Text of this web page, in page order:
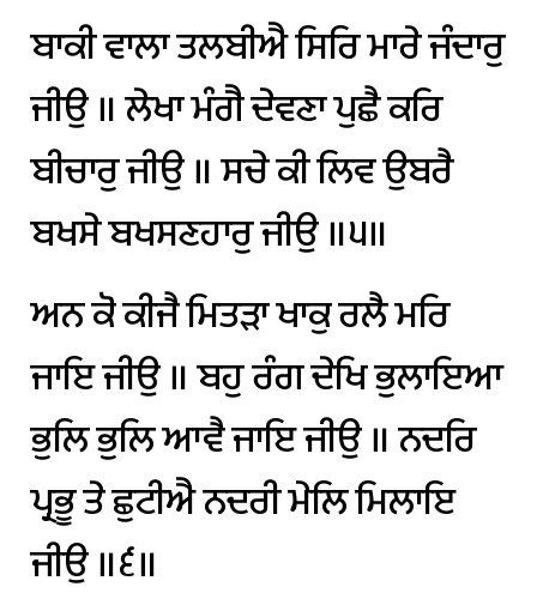
ਬਾਕੀਵਾਲਾਤਲਬੀਐਸਿਰਿਮਾਰੇਜੰਦਾਰੁ
ਜੀਉ॥ਲੇਖਾਮੰਗੈਦੇਵਣਾਪੁਛੈਕਰਿ
ਬੀਚਾਰੁਜੀਉ॥ਸਚੇਕੀਲਿਵਉਬਰੈ
ਬਖਸੇਬਖਸਣਹਾਰੁਜੀਉ॥੫॥
ਅਨਕੋਕੀਜੈਮਿਤੜਾਖਾਕੁਰਲੈਮਰਿ
ਜਾਇਜੀਉ॥ਬਹੁਰੰਗਦੇਖਿਭੁਲਾਇਆ
ਭੁਲਿਭੁਲਿਆਵੈਜਾਇਜੀਉ॥ਨਦਰਿ
ਪ੍ਰਭੂਤੇਛੁਟੀਐਨਦਰੀਮੇਲਿਮਿਲਾਇ
ਜੀਉ॥੬॥